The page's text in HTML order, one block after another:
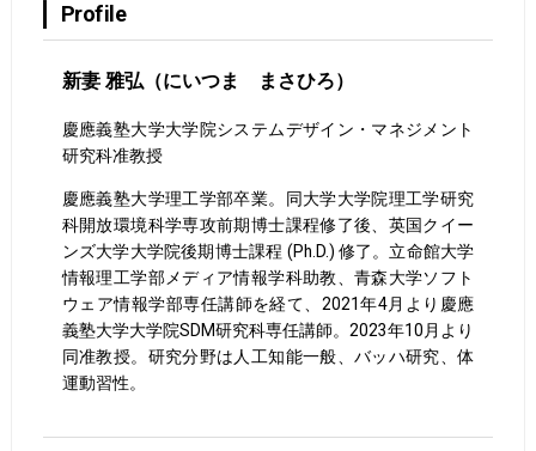
Profile
新妻 雅弘（にいつま まさひろ）
慶應義塾大学大学院システムデザイン・マネジメント
研究科准教授
慶應義塾大学理工学部卒業。同大学大学院理工学研究
科開放環境科学専攻前期博士課程修了後、英国クイー
ンズ大学大学院後期博士課程 (Ph.D.) 修了。立命館大学
情報理工学部メディア情報学科助教、青森大学ソフト
ウェア情報学部専任講師を経て、2021年4月より慶應
義塾大学大学院SDM研究科専任講師。2023年10月より
同准教授。研究分野は人工知能一般、バッハ研究、体
運動習性。